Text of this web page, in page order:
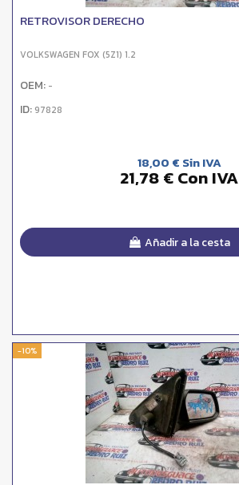
RETROVISOR DERECHO
VOLKSWAGEN FOX (5Z1) 1.2
OEM: -
ID: 97828
18,00 € Sin IVA
21,78 € Con IVA
Añadir a la cesta
-10%